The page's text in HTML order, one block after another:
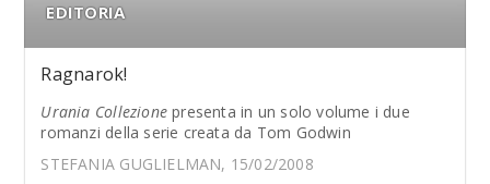
EDITORIA
Ragnarok!
Urania Collezionepresenta in un solo volume i due
romanzi della serie creata da Tom Godwin
STEFANIA GUGLIELMAN, 15/02/2008